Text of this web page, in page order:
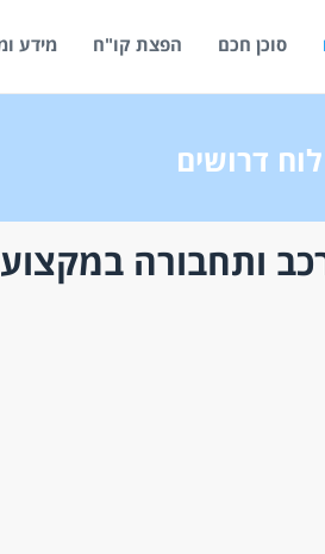
סוכן חכם הפצת קו"ח מידע
לוח דרושים
ותחבורה